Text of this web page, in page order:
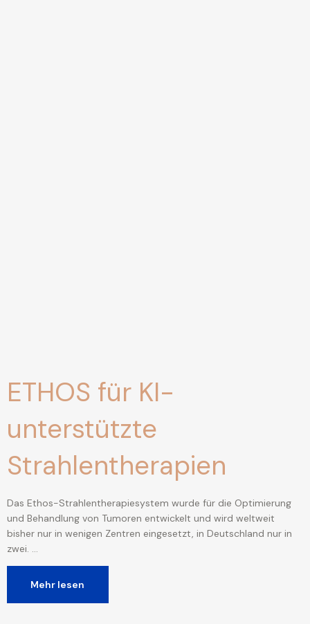
ETHOS für KI-
unterstützte
Strahlentherapien
Das Ethos-Strahlentherapiesystem wurde für die Optimierung
und Behandlung von Tumoren entwickelt und wird weltweit
bisher nur in wenigen Zentren eingesetzt, in Deutschland nur in
zwei. …
Mehr lesen